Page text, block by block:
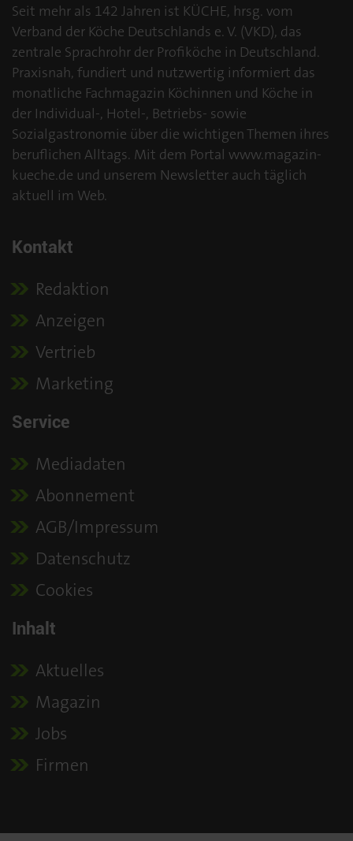
Seit mehr als 142 Jahren ist KÜCHE, hrsg. vom
Verband der Köche Deutschlands e. V. (VKD), das
zentrale Sprachrohr der Profiköche in Deutschland.
Praxisnah, fundiert und nutzwertig informiert das
monatliche Fachmagazin Köchinnen und Köche in
der Individual-, Hotel-, Betriebs- sowie
Sozialgastronomie über die wichtigen Themen ihres
beruflichen Alltags. Mit dem Portal www.magazin-
kueche.de und unserem Newsletter auch täglich
aktuell im Web.
Kontakt
Redaktion
Anzeigen
Vertrieb
Marketing
Service
Mediadaten
Abonnement
AGB/Impressum
Datenschutz
Cookies
Inhalt
Aktuelles
Magazin
Jobs
Firmen